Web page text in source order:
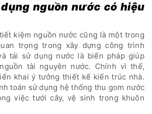
nguồn nước có hiệu
kiệm nguồn nước cũng là một trong
trọng trong xây dựng công trình
tái sử dụng nước là biến pháp giúp
tài nguyên nước. Chính vì thế,
khai ý tưởng thiết kế kiến trúc nhà.
toán sử dụng hệ thống thu gom nước
việc tưới cây, vệ sinh trong khuôn